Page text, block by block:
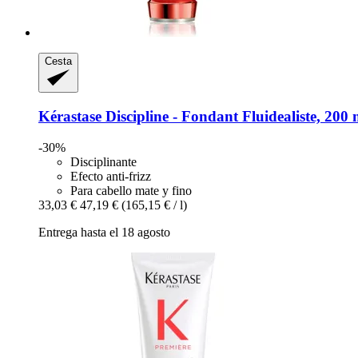
Cesta
Kérastase Discipline -​ Fondant Fluidealiste, 200
-30%
Disciplinante
Efecto anti-frizz
Para cabello mate y fino
33,03 € 47,19 € (165,15 € / l)
Entrega hasta el 18 agosto